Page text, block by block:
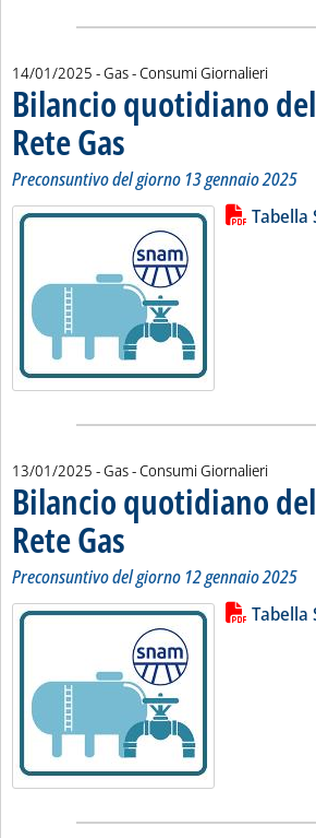
14/01/2025 - Gas - Consumi Giornalieri
Bilancio quotidiano
Rete Gas . Sottotitolo: Preconsuntivo del
. Pubblicata martedì 14 gennaio
Preconsuntivo del giorno 13 gennaio 2025
Leggi tutta
Lista allegati PDF alla notizia
Tabella
13/01/2025 - Gas - Consumi Giornalieri
Bilancio quotidiano
Rete Gas . Sottotitolo: Preconsuntivo del
. Pubblicata lunedì 13 gennaio 2025
Preconsuntivo del giorno 12 gennaio 2025
Leggi tutta
Lista allegati PDF alla notizia
Tabella